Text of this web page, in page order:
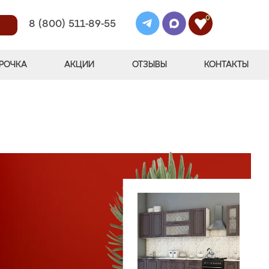
8 (800) 511-89-55
0
АКЦИИ ОТЗЫВЫ КОНТАКТЫ